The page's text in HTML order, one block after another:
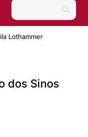
Lothammer
dos Sinos